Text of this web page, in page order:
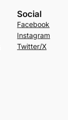
Social
Facebook
Instagram
Twitter/X